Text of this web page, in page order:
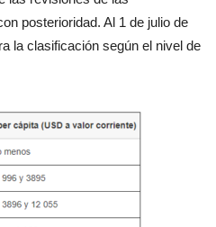
posterioridad. Al 1 de julio de
la clasificación según el nivel de